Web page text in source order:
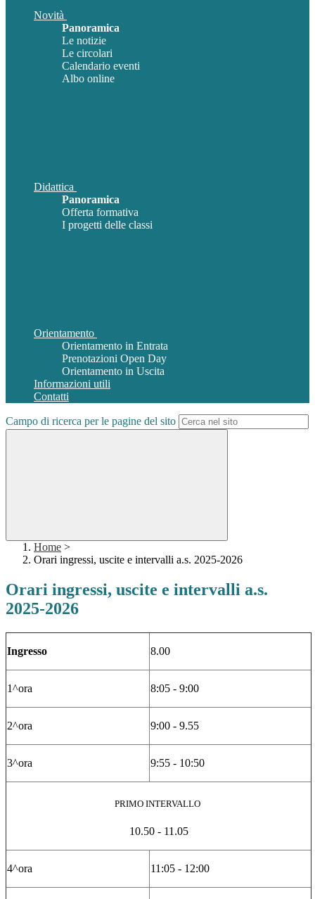
Novità
Panoramica
Le notizie
Le circolari
Calendario eventi
Albo online
Didattica
Panoramica
Offerta formativa
I progetti delle classi
Orientamento
Orientamento in Entrata
Prenotazioni Open Day
Orientamento in Uscita
Informazioni utili
Contatti
Campo di ricerca per le pagine del sito
Home >
Orari ingressi, uscite e intervalli a.s. 2025-2026
Orari ingressi, uscite e intervalli a.s.
2025-2026
Ingresso 8.00
1^ora 8:05 - 9:00
2^ora 9:00 - 9.55
3^ora 9:55 - 10:50
PRIMO INTERVALLO
10.50 - 11.05
4^ora 11:05 - 12:00